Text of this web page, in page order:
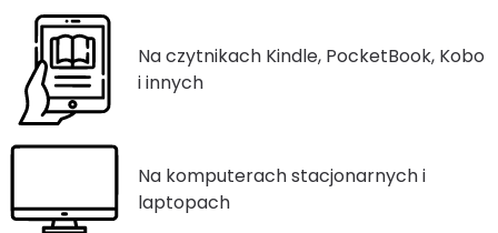
Na czytnikach Kindle, PocketBook, Kobo
i innych
Na komputerach stacjonarnych i
laptopach